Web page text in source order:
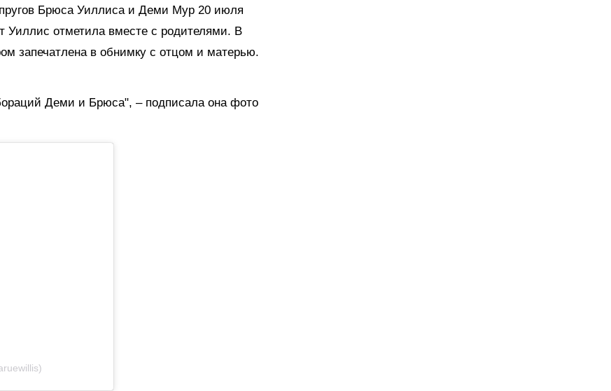
Брюса Уиллиса и Деми Мур 20 июля
Уиллис отметила вместе с родителями. В
запечатлена в обнимку с отцом и матерью.
Деми и Брюса", – подписала она фото